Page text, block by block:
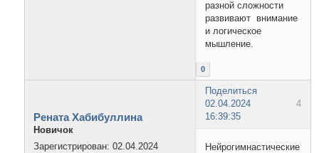
разной сложности
развивают внимание
и логическое
мышление.
0
Поделиться
4
02.04.2024
16:39:35
Рената Хабибуллина
Новичок
Зарегистрирован: 02.04.2024
Нейрогимнастические